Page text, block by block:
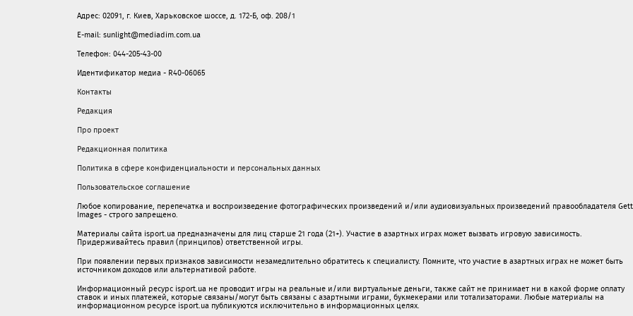
Адрес: 02091, г. Киев, Харьковское шоссе, д. 172-Б, оф. 208/1
E-mail: sunlight@mediadim.com.ua
Телефон: 044-205-43-00
Идентификатор медиа - R40-06065
Контакты
Редакция
Про проект
Редакционная политика
Политика в сфере конфиденциальности и персональных данных
Пользовательское соглашение
Любое копирование, перепечатка и воспроизведение фотографических произведений и/или аудиовизуальных произведений правообладателя
Images - строго запрещено.
Материалы сайта isport.ua предназначены для лиц старше 21 года (21+). Участие в азартных играх может вызвать игровую зависимость.
Придерживайтесь правил (принципов) ответственной игры.
При появлении первых признаков зависимости незамедлительно обратитесь к специалисту. Помните, что участие в азартных играх не может быть
источником доходов или альтернативой работе.
Информационный ресурс isport.ua не проводит игры на реальные и/или виртуальные деньги, также сайт не принимает ни в какой форме oплaту
ставок и иных платежей, которые связаны/могут быть связаны c азартными игрaми, букмекерами или тотализаторами. Любые материалы на
информационном ресурсе isport.ua публикуютcя исключительно в информационных целях.